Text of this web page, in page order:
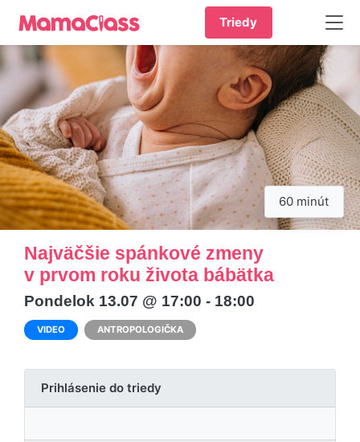
Triedy
60 minút
Najväčšie spánkové zmeny
v prvom roku života bábätka
Pondelok 13.07 @ 17:00 - 18:00
VIDEO ANTROPOLOGIČKA
Prihlásenie do triedy